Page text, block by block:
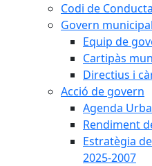
Codi de
Govern municipal
Equip de
Cartipàs
Directius i
Acció de govern
Agenda
Rendiment
Estratègia
2025-2007